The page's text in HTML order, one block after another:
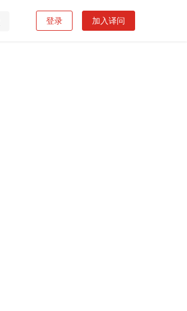
登录 加入译问